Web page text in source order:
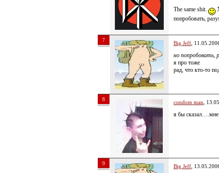
The same shit.
попробовать,
7 Big Jeff ,
но попробовать,
я про тоже
рад, что кто-то
8 condom man ,
я бы сказал….мне
9 Big Jeff ,